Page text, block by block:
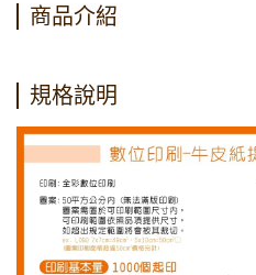
商品介紹
規格說明